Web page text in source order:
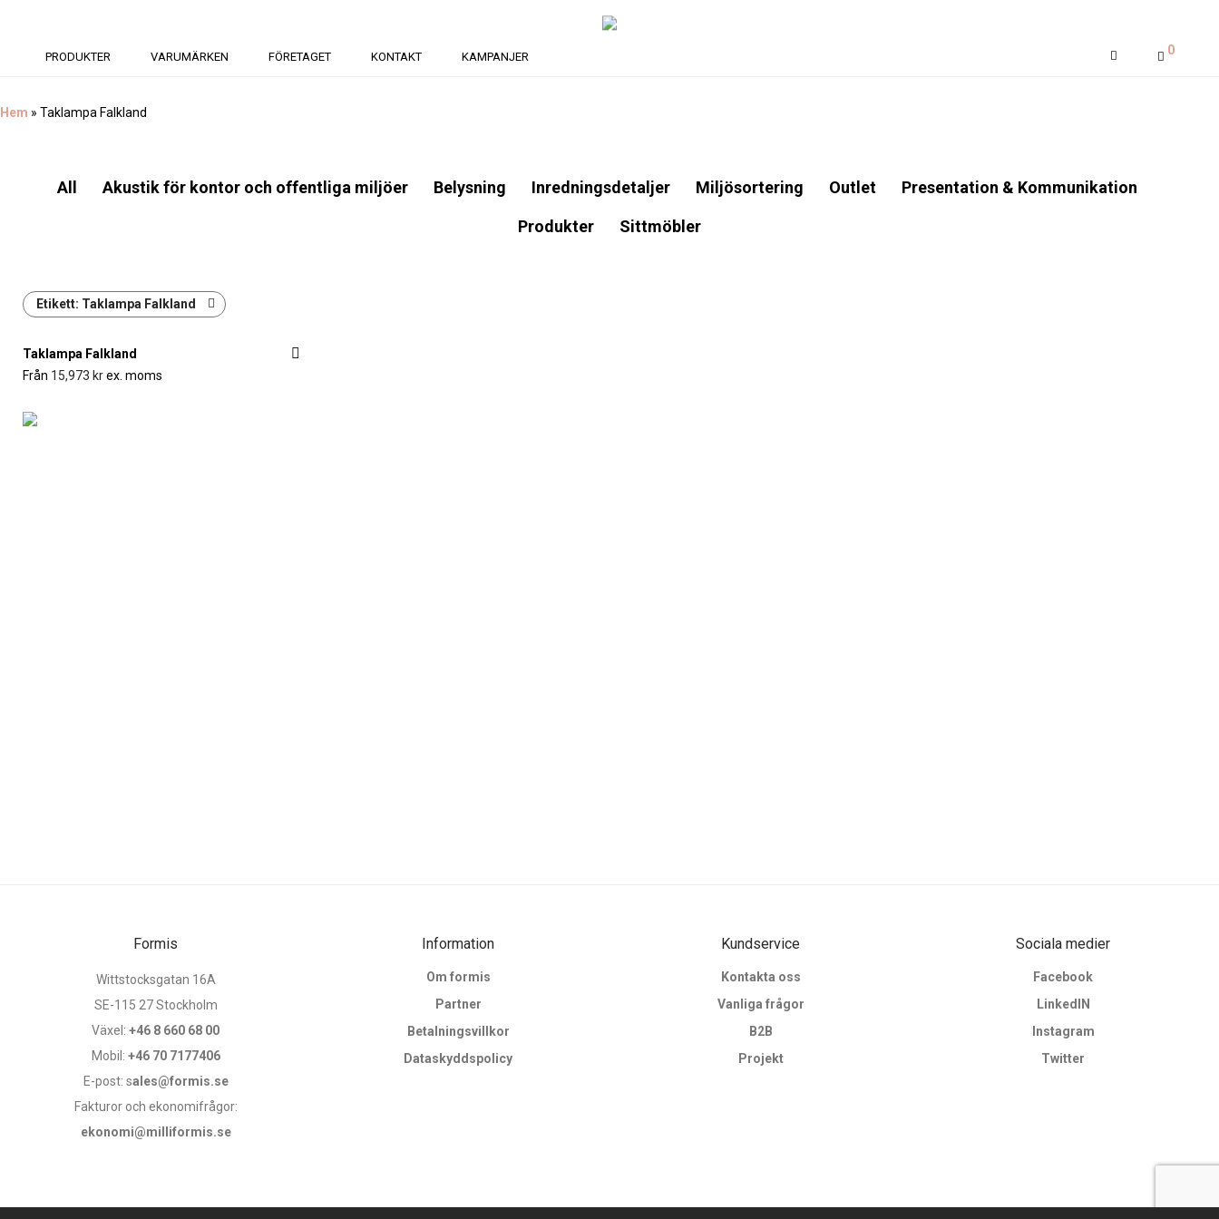
PRODUKTER VARUMÄRKEN FÖRETAGET KONTAKT KAMPANJER 0
Hem » Taklampa Falkland
All Akustik för kontor och offentliga miljöer Belysning Inredningsdetaljer Miljösortering Outlet Presentation & Kommunikation
Produkter Sittmöbler
Etikett: Taklampa Falkland
Taklampa Falkland
Från 15,973 krex. moms
Formis
Wittstocksgatan 16A
SE-115 27 Stockholm
Växel:+46 8 660 68 00
Mobil: +46 70 7177406
E-post: sales@formis.se
Fakturor och ekonomifrågor:
ekonomi@milliformis.se
Information
Om formis
Partner
Betalningsvillkor
Dataskyddspolicy
Kundservice
Kontakta oss
Vanliga frågor
B2B
Projekt
Sociala medier
Facebook
LinkedIN
Instagram
Twitter